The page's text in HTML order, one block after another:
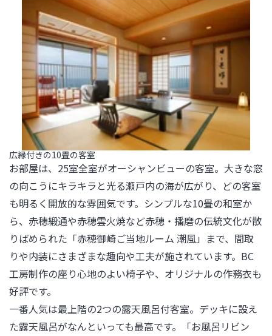
広縁付きの10畳の客室
お部屋は、25室全室がオーシャンビューの客室。大きな窓
の向こうにキラキラと光る瀬戸内の海が広がり、どの客室
も明るく開放的な雰囲気です。シンプルな10畳の和室か
ら、赤穂緞通や赤穂雲火焼など赤穂・播磨の伝統文化が散
りばめられた「赤穂御崎ご当地ルーム 潮風」まで、間取
りや内装にさまざまな趣向や工夫が施されています。BC
工房制作の座り心地のよい椅子や、オリジナルの作務衣も
好評です。
一番人気は最上階の2つの露天風呂付客室。デッキに設え
た露天風呂がなんといっても最高です。「お風呂リビン